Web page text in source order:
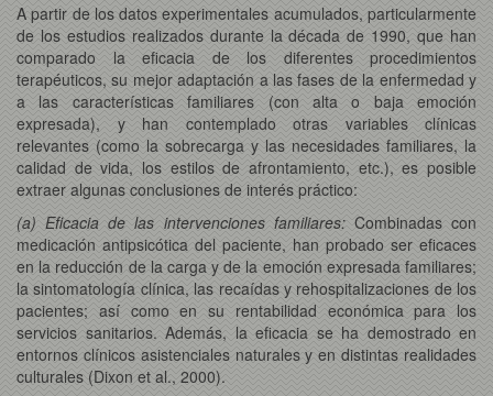
A partir de los datos experimentales acumulados, particularmente
de los estudios realizados durante la década de 1990, que han
comparado la eficacia de los diferentes procedimientos
terapéuticos, su mejor adaptación a las fases de la enfermedad y
a las características familiares (con alta o baja emoción
expresada), y han contemplado otras variables clínicas
relevantes (como la sobrecarga y las necesidades familiares, la
calidad de vida, los estilos de afrontamiento, etc.), es posible
extraer algunas conclusiones de interés práctico:
(a) Eficacia de las intervenciones familiares: Combinadas con
medicación antipsicótica del paciente, han probado ser eficaces
en la reducción de la carga y de la emoción expresada familiares;
la sintomatología clínica, las recaídas y rehospitalizaciones de los
pacientes; así como en su rentabilidad económica para los
servicios sanitarios. Además, la eficacia se ha demostrado en
entornos clínicos asistenciales naturales y en distintas realidades
culturales (Dixon et al., 2000).